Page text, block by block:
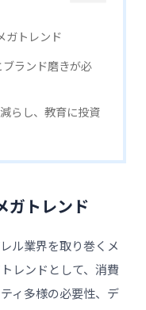
ガトレンド
ランド磨きが必
らし、教育に投資
ガトレンド
ル業界を取り巻くメ
レンドとして、消費
ィ多様の必要性、デ